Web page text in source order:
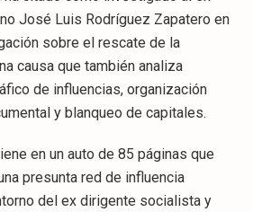
José Luis Rodríguez Zapatero en
sobre el rescate de la
causa que también analiza
de influencias, organización
y blanqueo de capitales.
en un auto de 85 páginas que
presunta red de influencia
del ex dirigente socialista y